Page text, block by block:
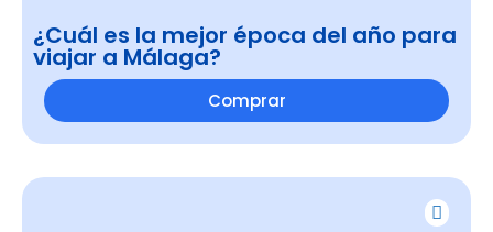
¿Cuál es la mejor época del año para
viajar a Málaga?
Comprar